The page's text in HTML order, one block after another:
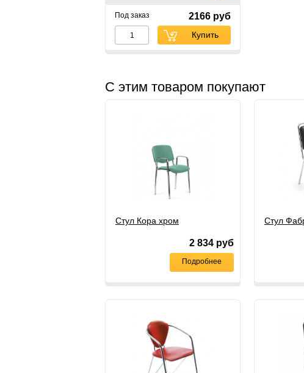
Под заказ 2166 руб
Купить
С этим товаром покупают
Стул Кора хром
2 834 руб
Подробнее
Стул